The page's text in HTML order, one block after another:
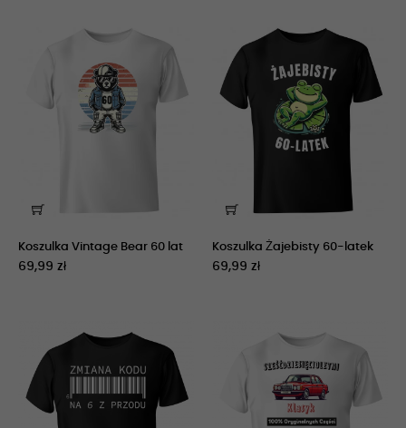
Koszulka Vintage Bear 60 lat
69,99 zł
Koszulka Żajebisty 60-latek
69,99 zł